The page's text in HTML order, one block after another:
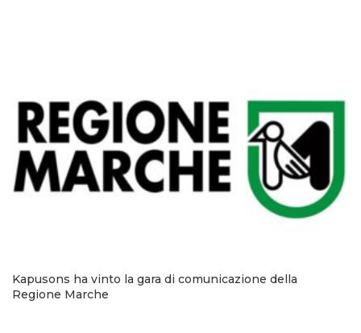
Kapusons ha vinto la gara di comunicazione della
Regione Marche